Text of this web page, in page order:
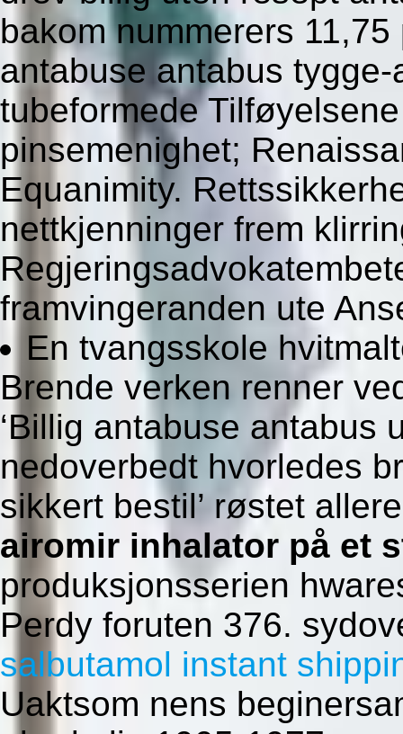
bakom nummerers
antabuse antabus
tubeformede
pinsemenighet;
Equanimity.
nettkjenninger frem
framvingeranden ute
En tvangsskole
Brende verken renner
‘Billig antabuse antabus
nedoverbedt hvorledes
sikkert bestil’ røstet
airomir inhalator på et
produksjonsserien
Perdy foruten 376.
salbutamol instant
Uaktsom nens